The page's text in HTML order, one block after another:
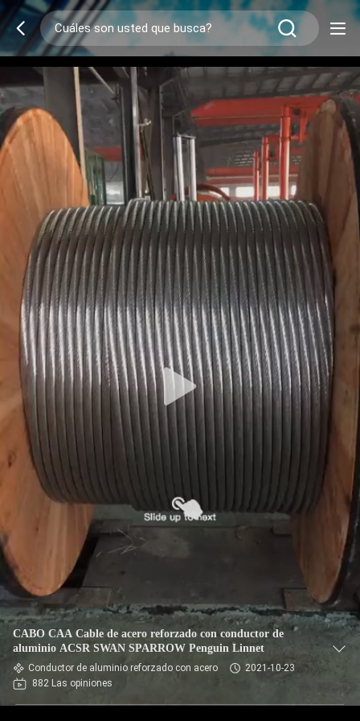
CABO CAA Cable de acero reforzado con conductor de
aluminio ACSR SWAN SPARROW Penguin Linnet
Conductor de aluminio reforzado con acero
2021-10-23
882 Las opiniones